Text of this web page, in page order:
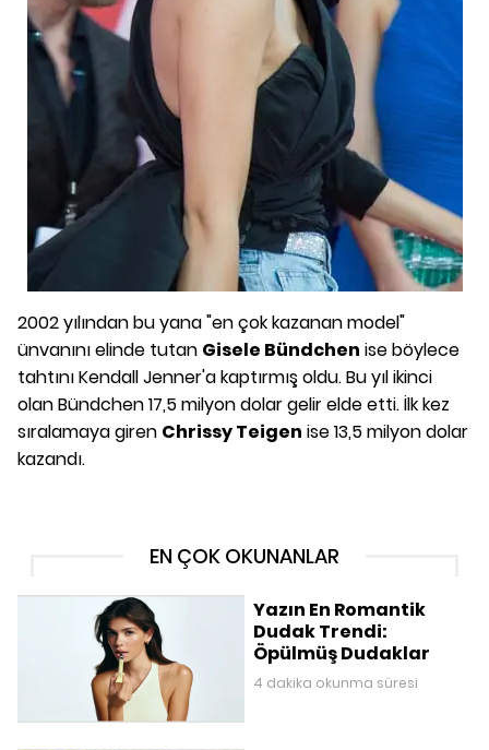
2002 yılından bu yana "en çok kazanan model"
ünvanını elinde tutan Gisele Bündchen ise böylece
tahtını Kendall Jenner'a kaptırmış oldu. Bu yıl ikinci
olan Bündchen 17,5 milyon dolar gelir elde etti. İlk kez
sıralamaya giren Chrissy Teigen ise 13,5 milyon dolar
kazandı.
EN ÇOK OKUNANLAR
Yazın En Romantik
Dudak Trendi:
Öpülmüş Dudaklar
4 dakika okunma süresi